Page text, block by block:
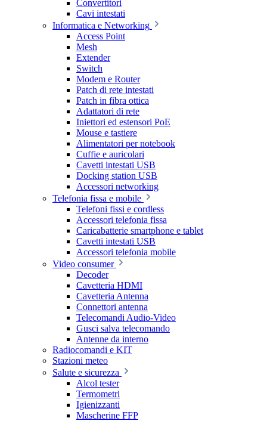
Convertitori
Cavi intestati
Informatica e Networking
Access Point
Mesh
Extender
Switch
Modem e Router
Patch di rete intestati
Patch in fibra ottica
Adattatori di rete
Iniettori ed estensori PoE
Mouse e tastiere
Alimentatori per notebook
Cuffie e auricolari
Cavetti intestati USB
Docking station USB
Accessori networking
Telefonia fissa e mobile
Telefoni fissi e cordless
Accessori telefonia fissa
Caricabatterie smartphone e tablet
Cavetti intestati USB
Accessori telefonia mobile
Video consumer
Decoder
Cavetteria HDMI
Cavetteria Antenna
Connettori antenna
Telecomandi Audio-Video
Gusci salva telecomando
Antenne da interno
Radiocomandi e KIT
Stazioni meteo
Salute e sicurezza
Alcol tester
Termometri
Igienizzanti
Mascherine FFP